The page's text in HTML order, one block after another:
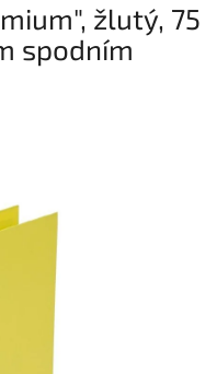
žlutý, 75
spodním